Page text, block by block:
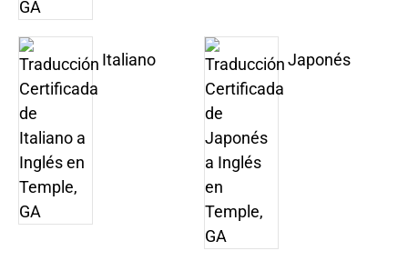
Italiano Japonés